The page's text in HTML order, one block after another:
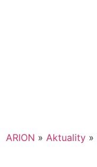
ARION » Aktuality »